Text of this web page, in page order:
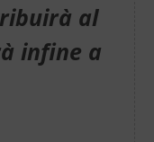
al
infine a